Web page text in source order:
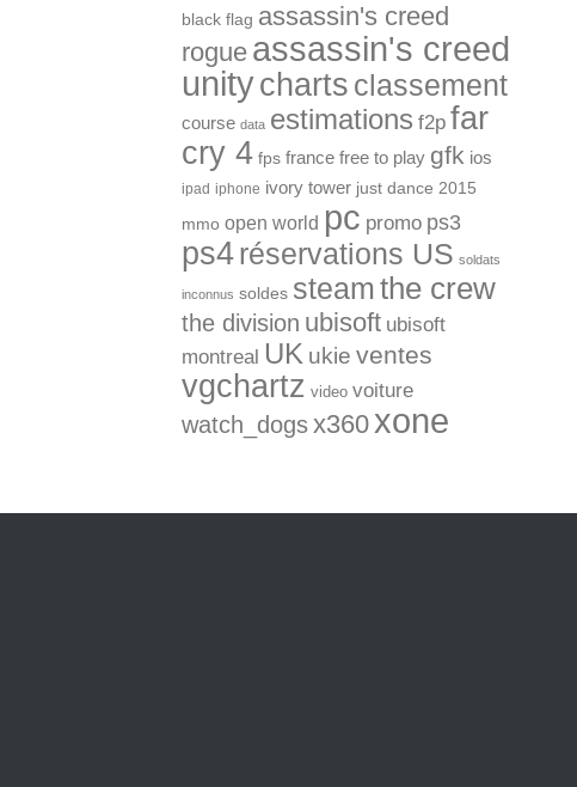
black flag assassin's creed
rogue assassin's creed
unitycharts classement
course data estimations f2p far
cry 4 fps france free to play gfk ios
ipad iphone ivory tower just dance 2015
mmo open world pc promo ps3
ps4réservations US soldats
inconnus soldes steamthe crew
the division ubisoft ubisoft
montreal UK ukie ventes
vgchartz video voiture
watch_dogsx360 xone